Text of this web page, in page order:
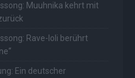
Muuhnika kehrt mit
Rave-Ioli berührt
Ein deutscher